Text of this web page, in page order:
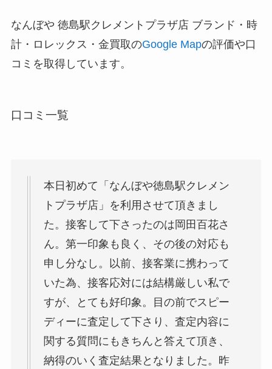
なんぼや 徳島駅クレメントプラザ店 ブランド・時
計・ロレックス・金買取のGoogle Mapの評価や口
コミを取得しています。
口コミ一覧
本日初めて「なんぼや徳島駅クレメン
トプラザ店」を利用させて頂きまし
た。接客して下さったのは岡田百花さ
ん。第一印象も良く、その後の対応も
申し分なし。以前、接客業に携わって
いた為、接客応対には結構厳しい私で
すが、とても好印象。目の前でスピー
ディーに査定して下さり、査定内容に
関する質問にもきちんと答えて頂き、
納得のいく査定結果となりました。昨